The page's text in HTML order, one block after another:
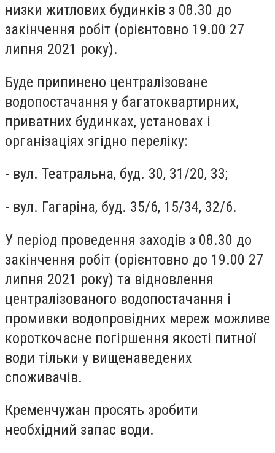
низки житлових будинків з 08.30 до
закінчення робіт (орієнтовно 19.00 27
липня 2021 року).
Буде припинено централізоване
водопостачання у багатоквартирних,
приватних будинках, установах і
організаціях згідно переліку:
- вул. Театральна, буд. 30, 31/20, 33;
- вул. Гагаріна, буд. 35/6, 15/34, 32/6.
У період проведення заходів з 08.30 до
закінчення робіт (орієнтовно до 19.00 27
липня 2021 року) та відновлення
централізованого водопостачання і
промивки водопровідних мереж можливе
короткочасне погіршення якості питної
води тільки у вищенаведених
споживачів.
Кременчужан просять зробити
необхідний запас води.